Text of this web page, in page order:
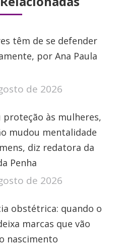
têm de se defender
por Ana Paula
de 2026
proteção às mulheres,
mudou mentalidade
diz redatora da
Penha
de 2026
obstétrica: quando o
marcas que vão
nascimento